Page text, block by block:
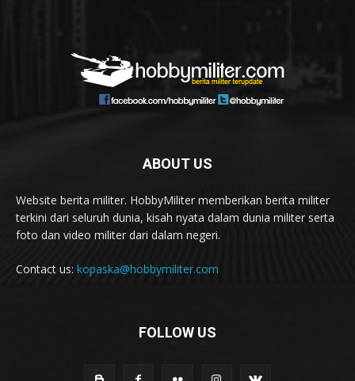
ABOUT US
Website berita militer. HobbyMiliter memberikan berita militer
terkini dari seluruh dunia, kisah nyata dalam dunia militer serta
foto dan video militer dari dalam negeri.
Contact us: kopaska@hobbymiliter.com
FOLLOW US